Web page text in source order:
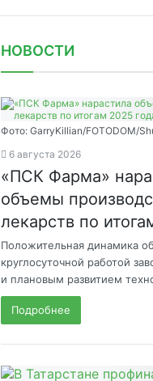
НОВОСТИ
Фото: GarryKillian/FOTODOM/
6 августа 2026
«ПСК Фарма»
объемы
лекарств по
Положительная динамика
круглосуточной работой
и плановым развитием
Подробнее